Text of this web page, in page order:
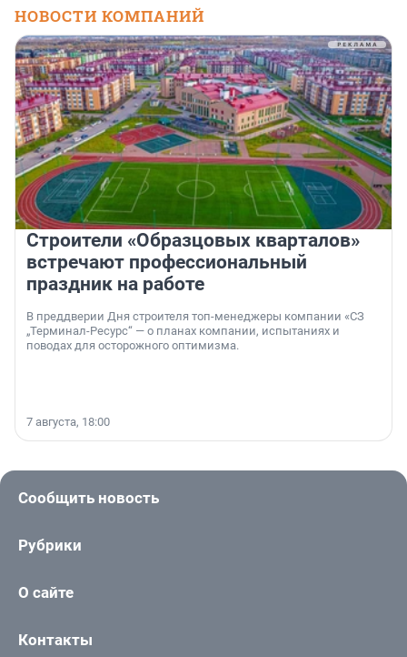
НОВОСТИ КОМПАНИЙ
Строители «Образцовых кварталов»
встречают профессиональный
праздник на работе
В преддверии Дня строителя топ-менеджеры компании «СЗ
„Терминал-Ресурс“ — о планах компании, испытаниях и
поводах для осторожного оптимизма.
7 августа, 18:00
Сообщить новость
Рубрики
О сайте
Контакты